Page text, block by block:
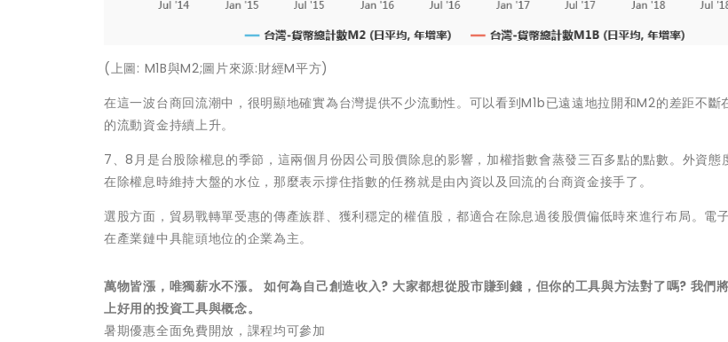
(上圖: M1B與M2;圖片來源:財經M平方)
在這一波台商回流潮中，很明顯地確實為台灣提供不少流動性。可以看到M1b已遠遠地拉開和M2的差距不斷
的流動資金持續上升。
7、8月是台股除權息的季節，這兩個月份因公司股價除息的影響，加權指數會蒸發三百多點的點數。外資態
在除權息時維持大盤的水位，那麼表示撐住指數的任務就是由內資以及回流的台商資金接手了。
選股方面，貿易戰轉單受惠的傳產族群、獲利穩定的權值股，都適合在除息過後股價偏低時來進行布局。電
在產業鏈中具龍頭地位的企業為主。
萬物皆漲，唯獨薪水不漲。 如何為自己創造收入? 大家都想從股市賺到錢，但你的工具與方法對了嗎? 我們
上好用的投資工具與概念。
暑期優惠全面免費開放，課程均可參加